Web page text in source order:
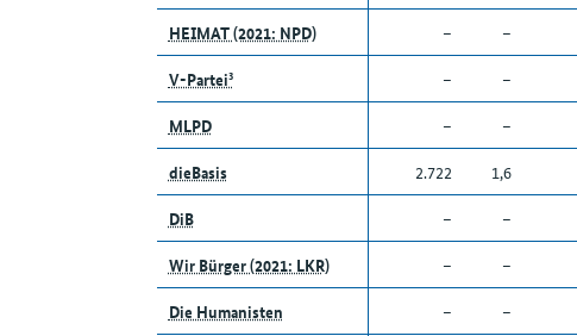
HEIMAT (2021: NPD)
– –
V-Partei³
– –
MLPD
– –
dieBasis
2.722 1,6
DiB
– –
Wir Bürger (2021: LKR)
– –
Die Humanisten
– –